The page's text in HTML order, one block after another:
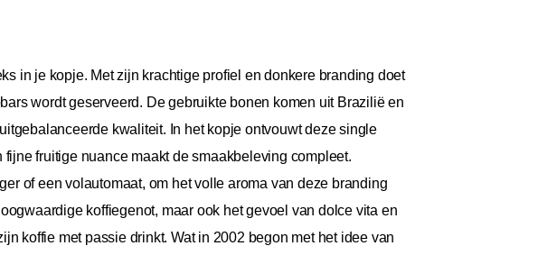
in je kopje. Met zijn krachtige profiel en donkere branding doet
wordt geserveerd. De gebruikte bonen komen uit Brazilië en
kwaliteit. In het kopje ontvouwt deze single
fruitige nuance maakt de smaakbeleving compleet.
of een volautomaat, om het volle aroma van deze branding
koffiegenot, maar ook het gevoel van dolce vita en
koffie met passie drinkt. Wat in 2002 begon met het idee van